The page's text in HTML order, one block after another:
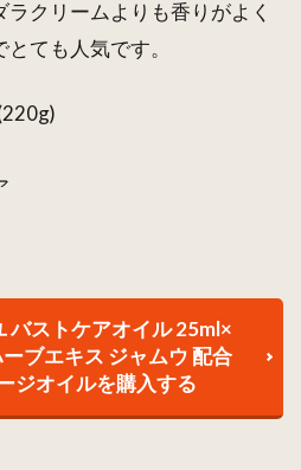
クリームよりも香りがよく
ても人気です。
バストケアオイル 25ml×
ブエキス ジャムウ 配合
ジオイルを購入する